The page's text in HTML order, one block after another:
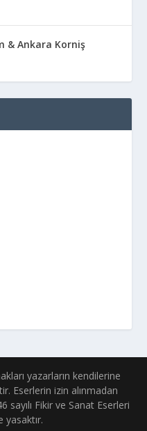
& Ankara Korniş
yazarların kendilerine
Eserlerin izin alınmadan
sayılı Fikir ve Sanat Eserleri
yasaktır.